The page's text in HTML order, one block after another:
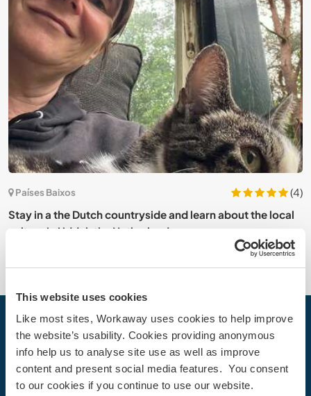
This website uses cookies
Like most sites, Workaway uses cookies to help improve
the website’s usability. Cookies providing anonymous
info help us to analyse site use as well as improve
content and present social media features. You consent
to our cookies if you continue to use our website.
Países Baixos
(4)
Stay in a the Dutch countryside and learn about the local
culture in Uddel, the Netherlands
Sua próxima Aventura começa hoje
Junte-se à comunidade Workaway hoje mesmo para
descobrir experiências de viagem únicas com mais de
50.000 oportunidades por todo o mundo.